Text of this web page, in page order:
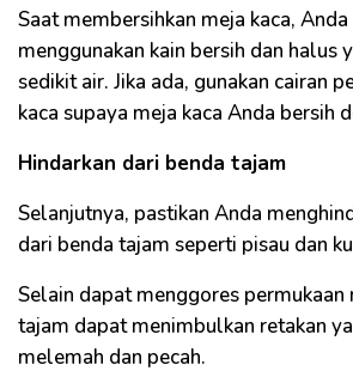
Saat membersihkan meja kaca, Anda
menggunakan kain bersih dan halus
sedikit air. Jika ada, gunakan cairan
kaca supaya meja kaca Anda bersih
Hindarkan dari benda tajam
Selanjutnya, pastikan Anda
dari benda tajam seperti pisau dan
Selain dapat menggores permukaan
tajam dapat menimbulkan retakan
melemah dan pecah.